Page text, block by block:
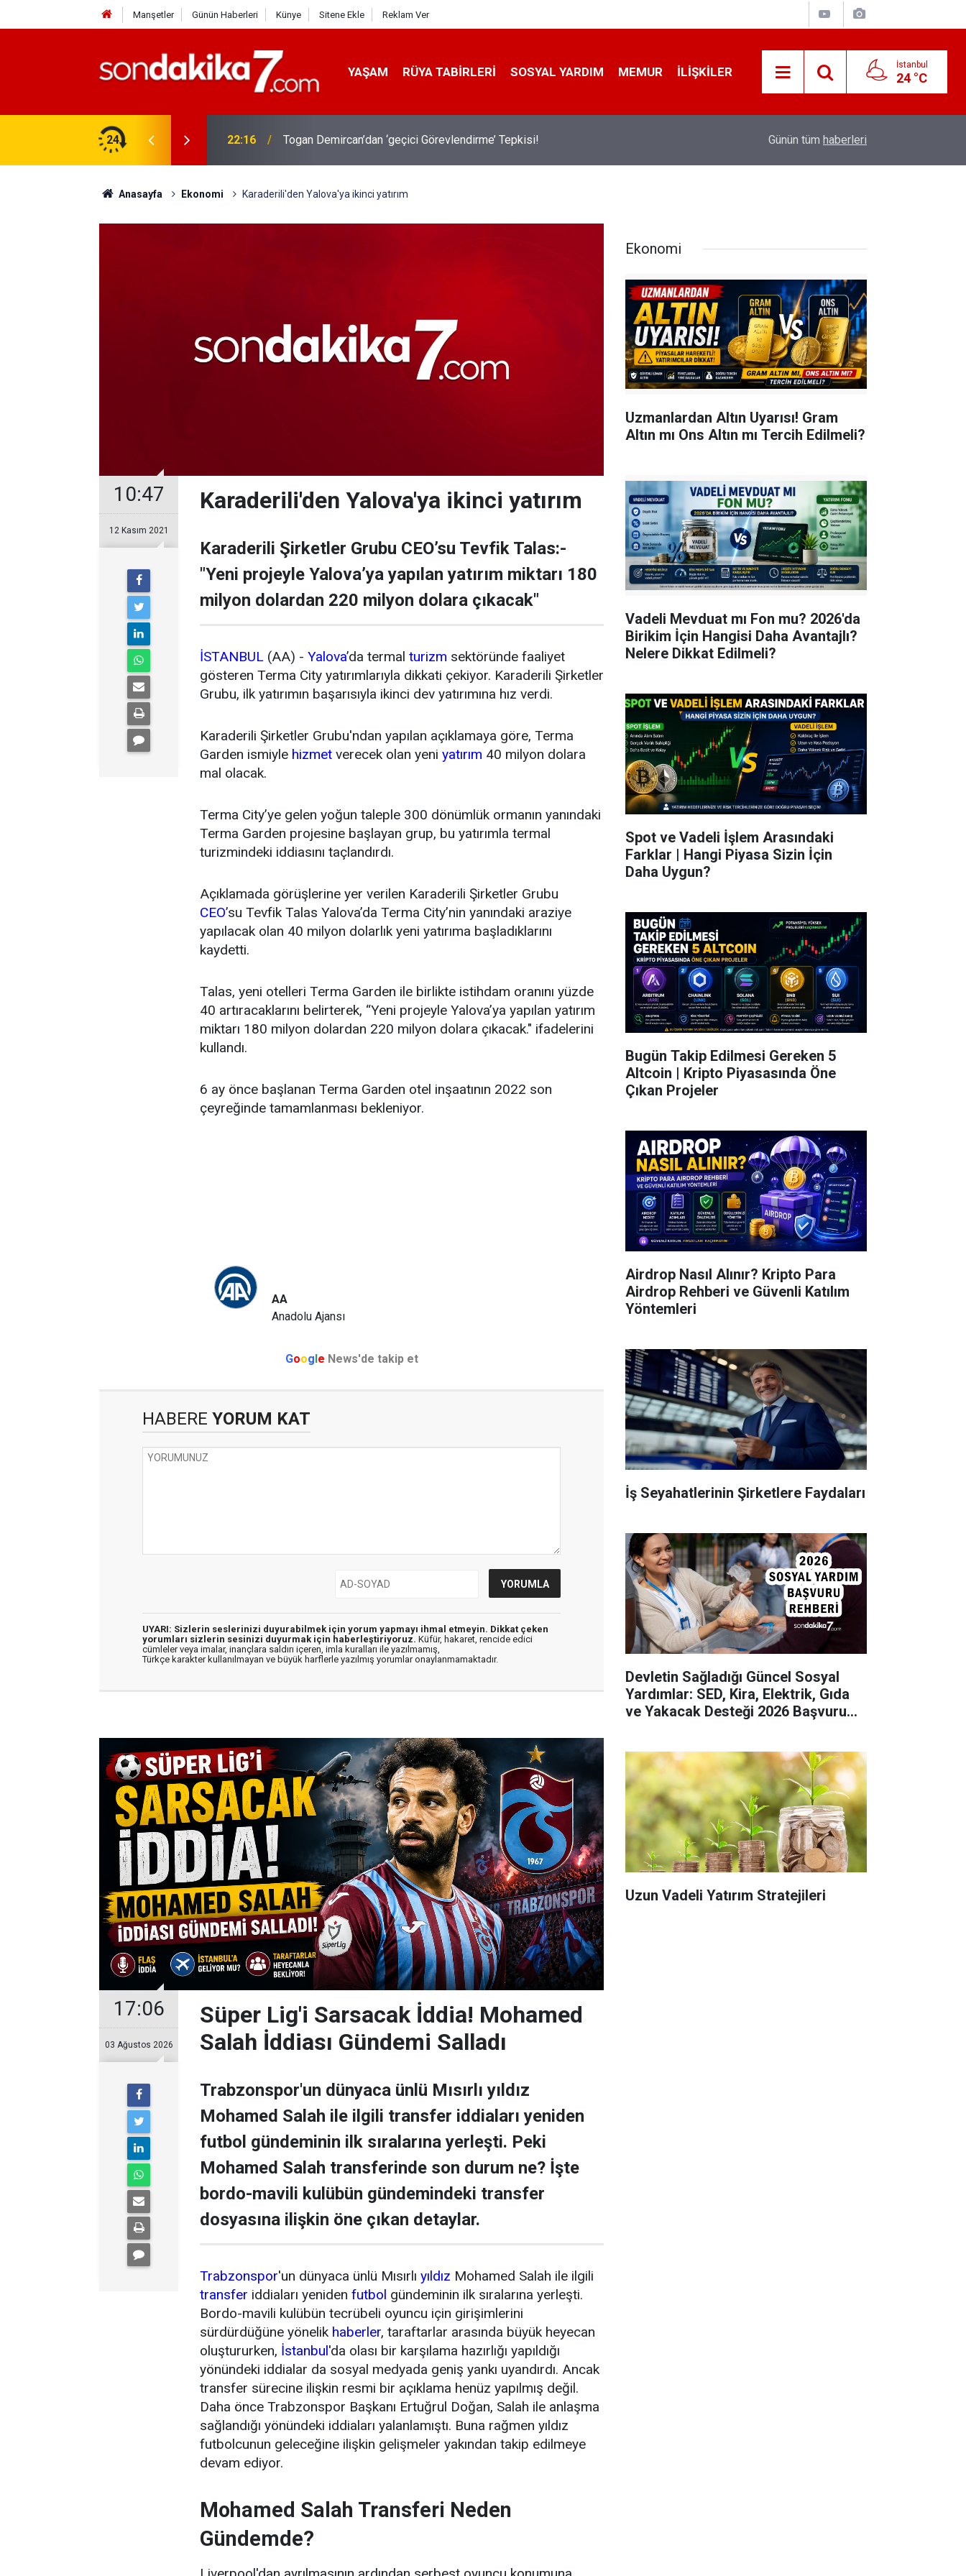
Manşetler Günün Haberleri Künye Sitene Ekle Reklam Ver
YAŞAM RÜYA TABIRLERI SOSYAL YARDIM MEMUR İLIŞKILER İstanbul
24 °C
24 22:16 Togan Demircan’dan ‘geçici Görevlendirme’ Tepkisi! Sıcak Havalarda Ödem Şikayetini Hafife
Günün tüm haberleri
Anasayfa Ekonomi Karaderili'den Yalova'ya ikinci yatırım
10:47
12 Kasım 2021
Karaderili'den Yalova'ya ikinci yatırım
Karaderili Şirketler Grubu CEO’su Tevfik Talas:-
"Yeni projeyle Yalova’ya yapılan yatırım miktarı 180
milyon dolardan 220 milyon dolara çıkacak"
İSTANBUL (AA) - Yalova’da termal turizm sektöründe faaliyet
gösteren Terma City yatırımlarıyla dikkati çekiyor. Karaderili Şirketler
Grubu, ilk yatırımın başarısıyla ikinci dev yatırımına hız verdi.
Karaderili Şirketler Grubu'ndan yapılan açıklamaya göre, Terma
Garden ismiyle hizmet verecek olan yeni yatırım 40 milyon dolara
mal olacak.
Terma City’ye gelen yoğun taleple 300 dönümlük ormanın yanındaki
Terma Garden projesine başlayan grup, bu yatırımla termal
turizmindeki iddiasını taçlandırdı.
Açıklamada görüşlerine yer verilen Karaderili Şirketler Grubu
CEO’su Tevfik Talas Yalova’da Terma City’nin yanındaki araziye
yapılacak olan 40 milyon dolarlık yeni yatırıma başladıklarını
kaydetti.
Talas, yeni otelleri Terma Garden ile birlikte istihdam oranını yüzde
40 artıracaklarını belirterek, “Yeni projeyle Yalova’ya yapılan yatırım
miktarı 180 milyon dolardan 220 milyon dolara çıkacak." ifadelerini
kullandı.
6 ay önce başlanan Terma Garden otel inşaatının 2022 son
çeyreğinde tamamlanması bekleniyor.
AA
Anadolu Ajansı
Google News'de takip et
HABERE YORUM KAT
UYARI: Sizlerin seslerinizi duyurabilmek için yorum yapmayı ihmal etmeyin. Dikkat çeken
yorumları sizlerin sesinizi duyurmak için haberleştiriyoruz. Küfür, hakaret, rencide edici
cümleler veya imalar, inançlara saldırı içeren, imla kuralları ile yazılmamış,
Türkçe karakter kullanılmayan ve büyük harflerle yazılmış yorumlar onaylanmamaktadır.
17:06
03 Ağustos 2026
Süper Lig'i Sarsacak İddia! Mohamed
Salah İddiası Gündemi Salladı
Trabzonspor'un dünyaca ünlü Mısırlı yıldız
Mohamed Salah ile ilgili transfer iddiaları yeniden
futbol gündeminin ilk sıralarına yerleşti. Peki
Mohamed Salah transferinde son durum ne? İşte
bordo-mavili kulübün gündemindeki transfer
dosyasına ilişkin öne çıkan detaylar.
Trabzonspor'un dünyaca ünlü Mısırlı yıldız Mohamed Salah ile ilgili
transfer iddiaları yeniden futbol gündeminin ilk sıralarına yerleşti.
Bordo-mavili kulübün tecrübeli oyuncu için girişimlerini
sürdürdüğüne yönelik haberler, taraftarlar arasında büyük heyecan
oluştururken, İstanbul'da olası bir karşılama hazırlığı yapıldığı
yönündeki iddialar da sosyal medyada geniş yankı uyandırdı. Ancak
transfer sürecine ilişkin resmi bir açıklama henüz yapılmış değil.
Daha önce Trabzonspor Başkanı Ertuğrul Doğan, Salah ile anlaşma
sağlandığı yönündeki iddiaları yalanlamıştı. Buna rağmen yıldız
futbolcunun geleceğine ilişkin gelişmeler yakından takip edilmeye
devam ediyor.
Mohamed Salah Transferi Neden
Gündemde?
Ekonomi
Uzmanlardan Altın Uyarısı! Gram
Altın mı Ons Altın mı Tercih Edilmeli?
Vadeli Mevduat mı Fon mu? 2026'da
Birikim İçin Hangisi Daha Avantajlı?
Nelere Dikkat Edilmeli?
Spot ve Vadeli İşlem Arasındaki
Farklar | Hangi Piyasa Sizin İçin
Daha Uygun?
Bugün Takip Edilmesi Gereken 5
Altcoin | Kripto Piyasasında Öne
Çıkan Projeler
Airdrop Nasıl Alınır? Kripto Para
Airdrop Rehberi ve Güvenli Katılım
Yöntemleri
İş Seyahatlerinin Şirketlere Faydaları
Devletin Sağladığı Güncel Sosyal
Yardımlar: SED, Kira, Elektrik, Gıda
ve Yakacak Desteği 2026 Başvuru
Uzun Vadeli Yatırım Stratejileri